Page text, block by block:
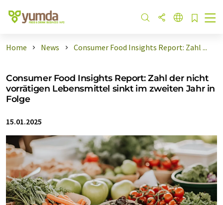
Home News Consumer Food Insights Report: Zahl ...
Consumer Food Insights Report: Zahl der nicht
vorrätigen Lebensmittel sinkt im zweiten Jahr in
Folge
15.01.2025